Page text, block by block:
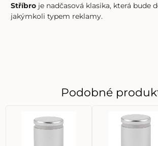
Stříbro je nadčasová klasika, která bude
jakýmkoli typem reklamy.
Podobné